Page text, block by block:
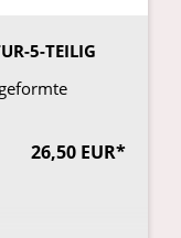
5-TEILIG
26,50 EUR*